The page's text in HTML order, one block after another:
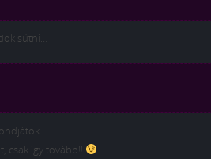
sütni…
csak így tovább!!